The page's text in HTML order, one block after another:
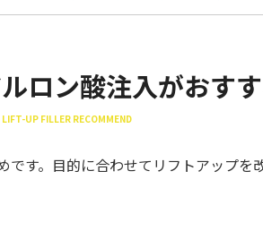
ロン酸注入がおす
LIFT-UP FILLER RECOMMEND
です。目的に合わせてリフトアップを